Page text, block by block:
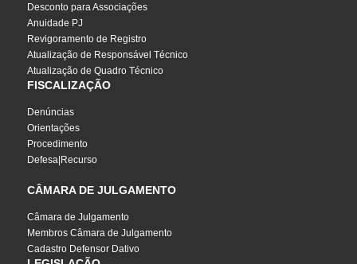
Desconto para Associações
Anuidade PJ
Revigoramento de Registro
Atualização de Responsável Técnico
Atualização de Quadro Técnico
FISCALIZAÇÃO
Denúncias
Orientações
Procedimento
Defesa|Recurso
CÂMARA DE JULGAMENTO
Câmara de Julgamento
Membros Câmara de Julgamento
Cadastro Defensor Dativo